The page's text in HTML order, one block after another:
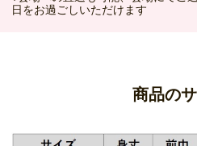
日をお過ごしいただけます
商品の